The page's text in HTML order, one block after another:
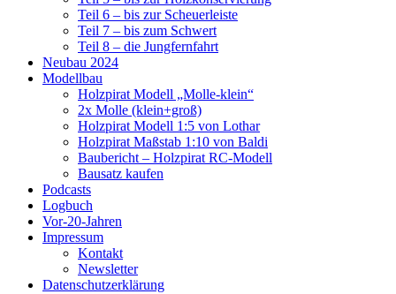
Teil 6 – bis zur Scheuerleiste
Teil 7 – bis zum Schwert
Teil 8 – die Jungfernfahrt
Neubau 2024
Modellbau
Holzpirat Modell „Molle-klein“
2x Molle (klein+groß)
Holzpirat Modell 1:5 von Lothar
Holzpirat Maßstab 1:10 von Baldi
Baubericht – Holzpirat RC-Modell
Bausatz kaufen
Podcasts
Logbuch
Vor-20-Jahren
Impressum
Kontakt
Newsletter
Datenschutzerklärung